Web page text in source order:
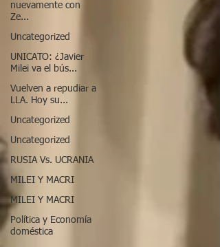
nuevamente con
Ze...
Uncategorized
UNICATO: ¿Javier
Milei va el bús...
Vuelven a repudiar a
LLA. Hoy su...
Uncategorized
Uncategorized
RUSIA Vs. UCRANIA
MILEI Y MACRI
MILEI Y MACRI
Política y Economía
doméstica